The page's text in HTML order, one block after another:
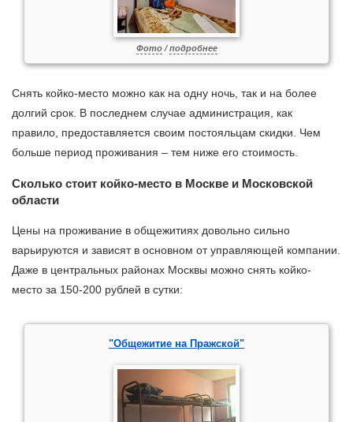
Фото/подробнее
Снять койко-место можно как на одну ночь, так и на более
долгий срок. В последнем случае администрация, как
правило, предоставляется своим постояльцам скидки. Чем
больше период проживания – тем ниже его стоимость.
Сколько стоит койко-место в Москве и Московской
области
Цены на проживание в общежитиях довольно сильно
варьируются и зависят в основном от управляющей компании.
Даже в центральных районах Москвы можно снять койко-
место за 150-200 рублей в сутки:
"Общежитие на Пражской"